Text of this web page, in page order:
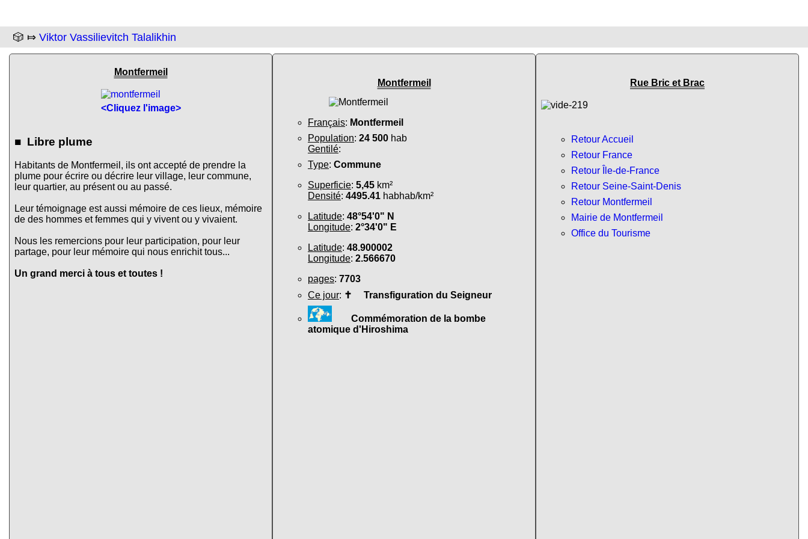
🎲 ⤇ Viktor Vassilievitch Talalikhin
Montfermeil
<Cliquez l'image>
■ Libre plume
Habitants de Montfermeil, ils ont accepté de prendre la
plume pour écrire ou décrire leur village, leur commune,
leur quartier, au présent ou au passé.
Leur témoignage est aussi mémoire de ces lieux, mémoire
de des hommes et femmes qui y vivent ou y vivaient.
Nous les remercions pour leur participation, pour leur
partage, pour leur mémoire qui nous enrichit tous...
Un grand merci à tous et toutes !
Montfermeil
Français: Montfermeil
Population: 24 500 hab
Gentilé:
Type: Commune
Superficie: 5,45 km²
Densité: 4495.41 habhab/km²
Latitude: 48°54'0" N
Longitude: 2°34'0" E
Latitude: 48.900002
Longitude: 2.566670
pages: 7703
Ce jour: ✝ Transfiguration du Seigneur
Commémoration de la bombe
atomique d'Hiroshima
Rue Bric et Brac
Retour Accueil
Retour France
Retour Île-de-France
Retour Seine-Saint-Denis
Retour Montfermeil
Mairie de Montfermeil
Office du Tourisme